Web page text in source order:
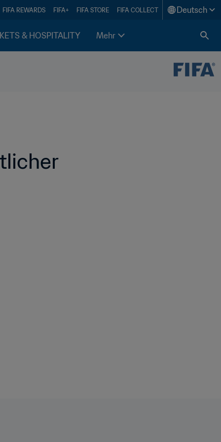
FIFA REWARDS FIFA+ FIFA STORE FIFA COLLECT Deutsch
& HOSPITALITY Mehr